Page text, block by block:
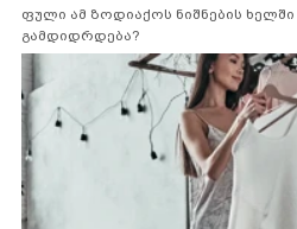
ფული ამ ზოდიაქოს ნიშნების
გამდიდრდება?